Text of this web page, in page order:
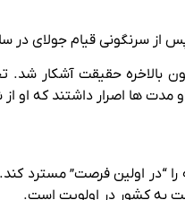
در سال 2024 به هند گریخت، تیره شده
حقیقت آشکار شد.
مدت ها اصرار داشتند که او
اولین فرصت” مسترد
به کشور در اولویت است.